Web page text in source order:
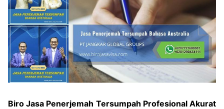
Biro Jasa Penerjemah Tersumpah Profesional Akurat